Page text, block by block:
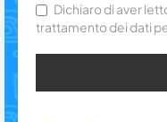
Dichiaro di aver
trattamento dei dati